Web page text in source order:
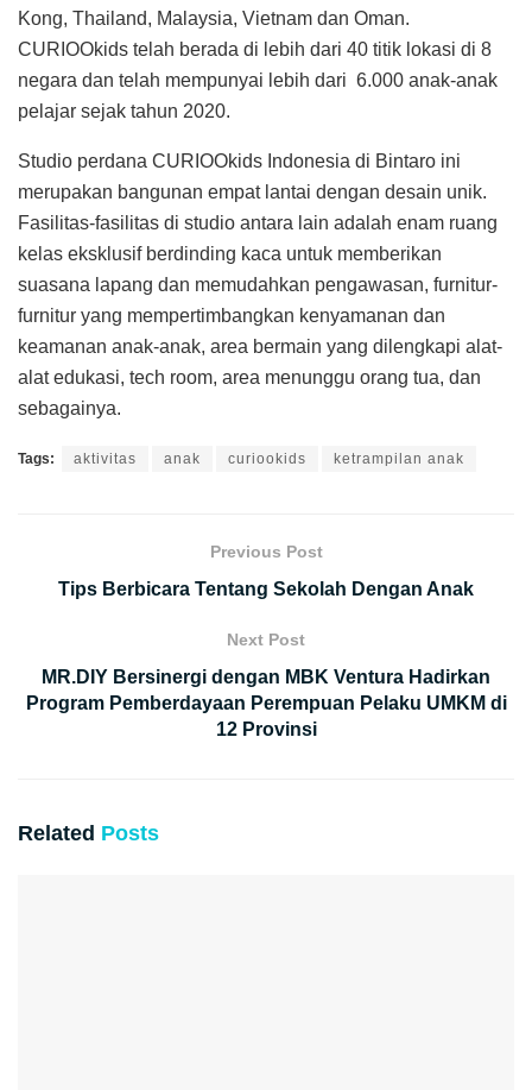
Kong, Thailand, Malaysia, Vietnam dan Oman.
CURIOOkids telah berada di lebih dari 40 titik lokasi di 8
negara dan telah mempunyai lebih dari 6.000 anak-anak
pelajar sejak tahun 2020.
Studio perdana CURIOOkids Indonesia di Bintaro ini
merupakan bangunan empat lantai dengan desain unik.
Fasilitas-fasilitas di studio antara lain adalah enam ruang
kelas eksklusif berdinding kaca untuk memberikan
suasana lapang dan memudahkan pengawasan, furnitur-
furnitur yang mempertimbangkan kenyamanan dan
keamanan anak-anak, area bermain yang dilengkapi alat-
alat edukasi, tech room, area menunggu orang tua, dan
sebagainya.
Tags: aktivitas anak curiookids ketrampilan anak
Previous Post
Tips Berbicara Tentang Sekolah Dengan Anak
Next Post
MR.DIY Bersinergi dengan MBK Ventura Hadirkan
Program Pemberdayaan Perempuan Pelaku UMKM di
12 Provinsi
Related Posts